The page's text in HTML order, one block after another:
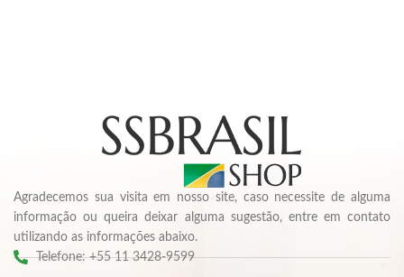
Agradecemos sua visita em nosso site, caso necessite de alguma
informação ou queira deixar alguma sugestão, entre em contato
utilizando as informações abaixo.
Telefone: +55 11 3428-9599